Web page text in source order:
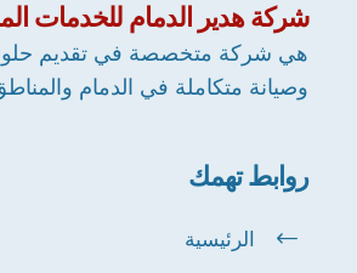
شركةهدير الدمام للخدمات
هي شركة متخصصة في تقديم
وصيانة متكاملة في الدمام
روابط تهمك
الرئيسية